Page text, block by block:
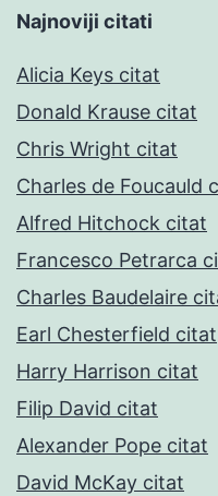
Najnoviji citati
Alicia Keys citat
Donald Krause citat
Chris Wright citat
Charles de Foucauld
Alfred Hitchock citat
Francesco Petrarca
Charles Baudelaire
Earl Chesterfield citat
Harry Harrison citat
Filip David citat
Alexander Pope citat
David McKay citat